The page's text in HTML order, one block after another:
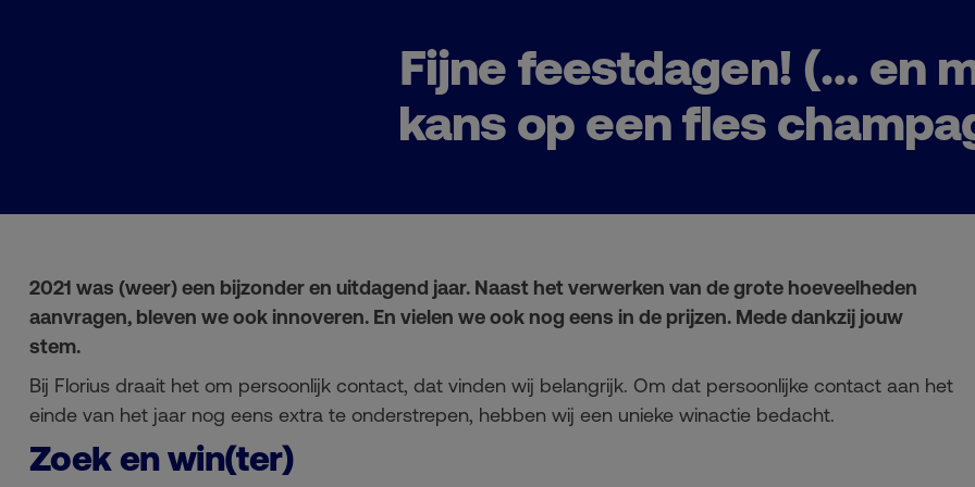
Fijne feestdagen! (… en
kans op een fles
2021 was (weer) een bijzonder en uitdagend jaar. Naast het verwerken van de grote hoeveelheden
aanvragen, bleven we ook innoveren. En vielen we ook nog eens in de prijzen. Mede dankzij jouw
stem.
Bij Florius draait het om persoonlijk contact, dat vinden wij belangrijk. Om dat persoonlijke contact aan het
einde van het jaar nog eens extra te onderstrepen, hebben wij een unieke winactie bedacht.
Zoek en win(ter)